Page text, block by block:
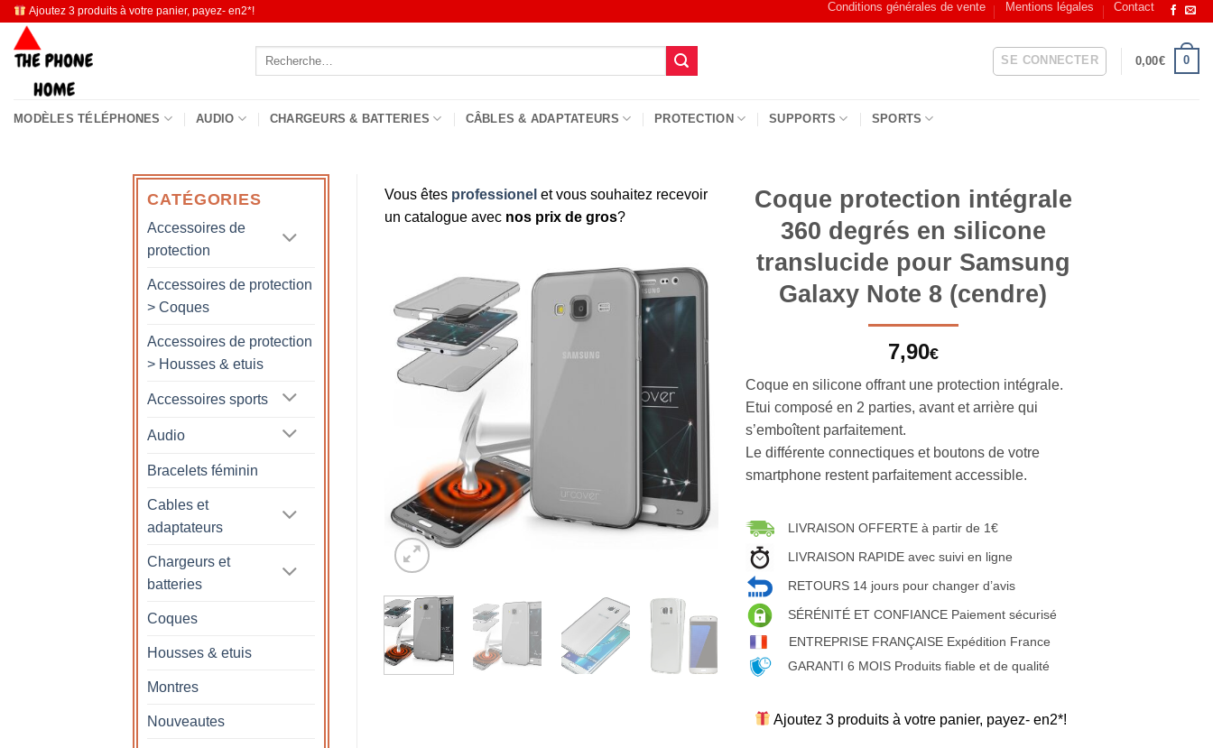
Passer
contenu
Ajoutez 3 produits à votre panier, payez- en2*! Conditions générales de vente Mentions légales Contact
Recherche
SE CONNECTER 0,00€ 0
MODÈLES TÉLÉPHONES AUDIO CHARGEURS & BATTERIES CÂBLES & ADAPTATEURS PROTECTION SUPPORTS SPORTS
CATÉGORIES
Accessoires de
protection
Accessoires de protection
> Coques
Accessoires de protection
> Housses & etuis
Accessoires sports
Audio
Bracelets féminin
Cables et
adaptateurs
Chargeurs et
batteries
Coques
Housses & etuis
Montres
Nouveautes
Vous êtes professionel et vous souhaitez recevoir
un catalogue avec nos prix de gros?
Coque protection intégrale
360 degrés en silicone
translucide pour Samsung
Galaxy Note 8 (cendre)
7,90€
Coque en silicone offrant une protection intégrale.
Etui composé en 2 parties, avant et arrière qui
s’emboîtent parfaitement.
Le différente connectiques et boutons de votre
smartphone restent parfaitement accessible.
LIVRAISON OFFERTE à partir de 1€
LIVRAISON RAPIDE avec suivi en ligne
RETOURS 14 jours pour changer d’avis
SÉRÉNITÉ ET CONFIANCE Paiement sécurisé
ENTREPRISE FRANÇAISE Expédition France
GARANTI 6 MOIS Produits fiable et de qualité
Ajoutez 3 produits à votre panier, payez- en2*!